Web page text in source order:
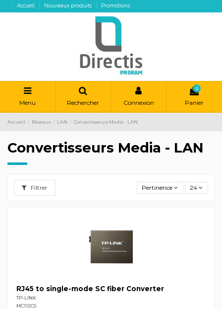
Accueil Nouveaux produits Promotions
Menu Rechercher Connexion
0
Panier
Accueil Réseaux LAN Convertisseurs Media - LAN
Convertisseurs Media - LAN
Filtrer Pertinence 24
RJ45 to single-mode SC fiber Converter
TP-LINK
MC112CS